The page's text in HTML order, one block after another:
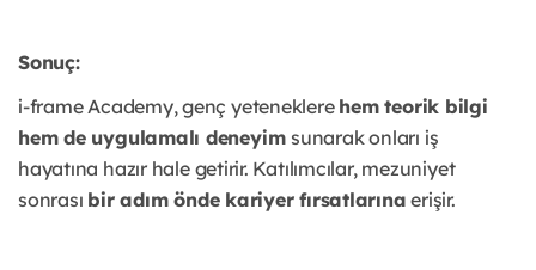
Sonuç:
i-frame Academy, genç yeteneklere hem teorik bilgi
hem de uygulamalı deneyim sunarak onları iş
hayatına hazır hale getirir. Katılımcılar, mezuniyet
sonrası bir adım önde kariyer fırsatlarına erişir.